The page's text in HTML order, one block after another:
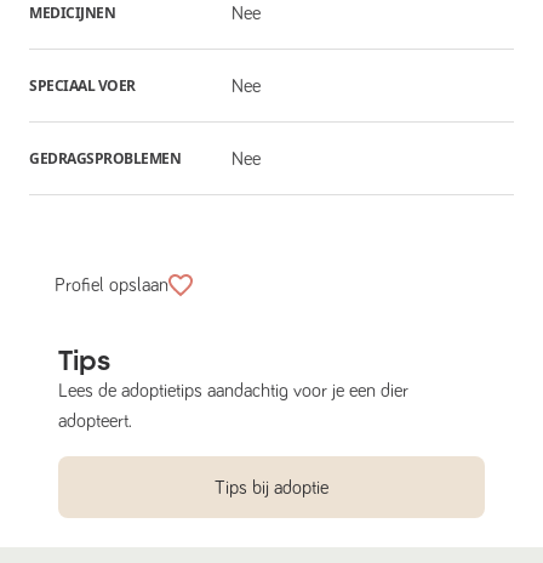
MEDICIJNEN Nee
SPECIAAL VOER Nee
GEDRAGSPROBLEMEN Nee
Profiel opslaan
Tips
Lees de adoptietips aandachtig voor je een dier
adopteert.
Tips bij adoptie